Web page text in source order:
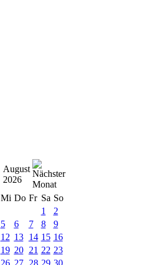
August
2026
Mi Do Fr Sa So
1
2
5 6 7 8
9
12 13 14 15 16
19 20 21 22 23
26 27 28 29 30